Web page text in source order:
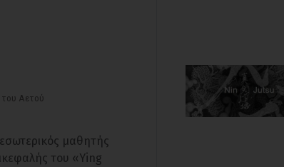
του Αετού
μαθητής
του «Ying